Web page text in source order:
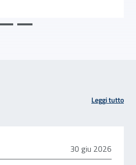
Leggi tutto
30 giugno 2026
30 giu 2026